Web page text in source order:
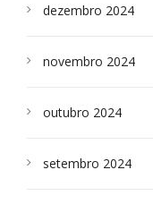
dezembro 2024
novembro 2024
outubro 2024
setembro 2024